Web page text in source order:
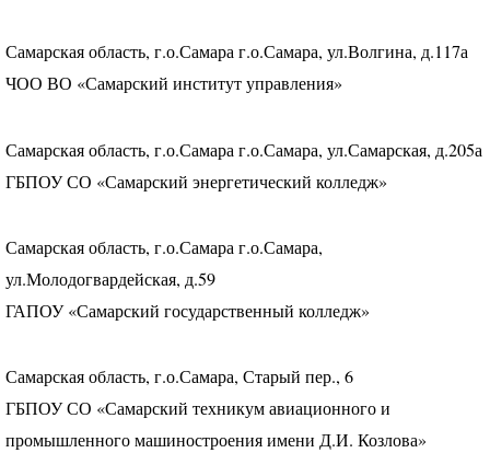
Самарская область, г.о.Самара г.о.Самара, ул.Волгина, д.117а
ЧОО ВО «Самарский институт управления»
Самарская область, г.о.Самара г.о.Самара, ул.Самарская, д.205а
ГБПОУСО «Самарский энергетический колледж»
Самарская область, г.о.Самара г.о.Самара,
ул.Молодогвардейская, д.59
ГАПОУ«Самарский государственный колледж»
Самарская область, г.о.Самара, Старый пер., 6
ГБПОУСО «Самарский техникум авиационного и
промышленного машиностроения имени Д.И. Козлова»